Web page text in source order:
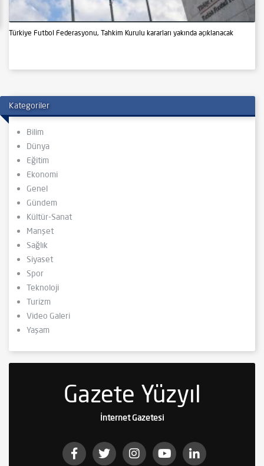
Türkiye Futbol Federasyonu, Tahkim Kurulu kararları yakında açıklanacak
Kategoriler
Bilim
Dünya
Eğitim
Ekonomi
Genel
Gündem
Kültür-Sanat
Manşet
Sağlık
Siyaset
Spor
Teknoloji
Turizm
Video Galeri
Yaşam
Gazete Yüzyıl
İnternet Gazetesi